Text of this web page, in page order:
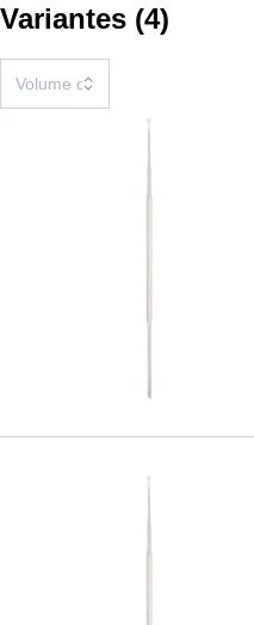
Variantes (4)